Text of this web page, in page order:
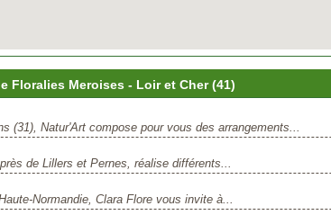
Floralies Meroises - Loir et Cher (41)
(31), Natur'Art compose pour vous des arrangements...
de Lillers et Pernes, réalise différents...
Normandie, Clara Flore vous invite à...